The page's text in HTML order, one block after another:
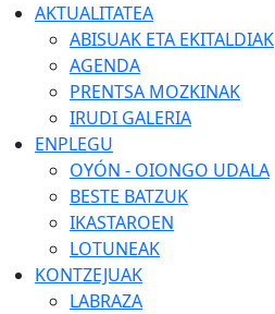
AKTUALITATEA
ABISUAK ETA EKITALDIAK
AGENDA
PRENTSA MOZKINAK
IRUDI GALERIA
ENPLEGU
OYÓN - OIONGO UDALA
BESTE BATZUK
IKASTAROEN
LOTUNEAK
KONTZEJUAK
LABRAZA